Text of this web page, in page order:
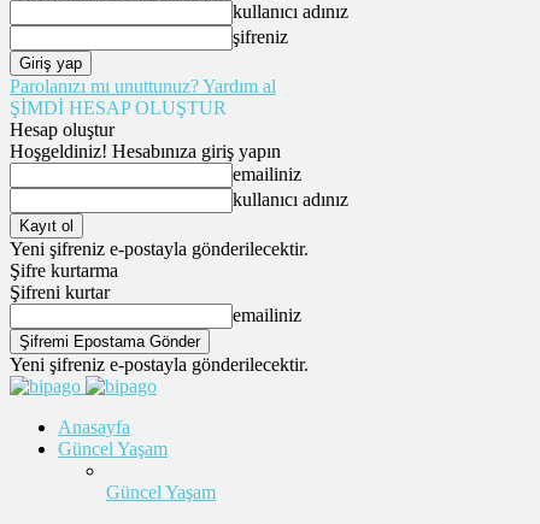
kullanıcı adınız
şifreniz
Parolanızı mı unuttunuz? Yardım al
ŞİMDİ HESAP OLUŞTUR
Hesap oluştur
Hoşgeldiniz! Hesabınıza giriş yapın
emailiniz
kullanıcı adınız
Yeni şifreniz e-postayla gönderilecektir.
Şifre kurtarma
Şifreni kurtar
emailiniz
Yeni şifreniz e-postayla gönderilecektir.
Anasayfa
Güncel Yaşam
Güncel Yaşam